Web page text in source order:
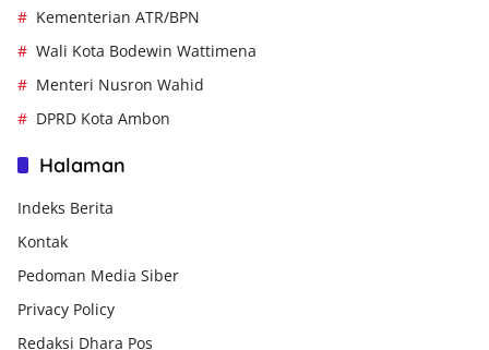
Kementerian ATR/BPN
Wali Kota Bodewin Wattimena
Menteri Nusron Wahid
DPRD Kota Ambon
Halaman
Indeks Berita
Kontak
Pedoman Media Siber
Privacy Policy
Redaksi Dhara Pos